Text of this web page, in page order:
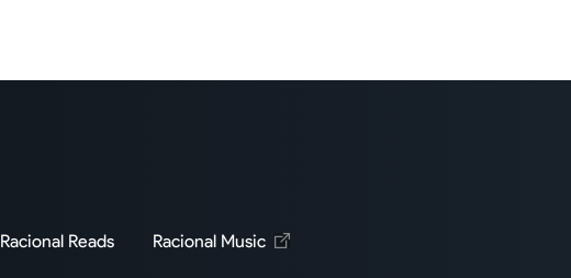
Racional Reads Racional Music